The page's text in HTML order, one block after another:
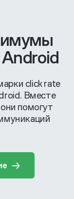
click rate
Вместе
помогут